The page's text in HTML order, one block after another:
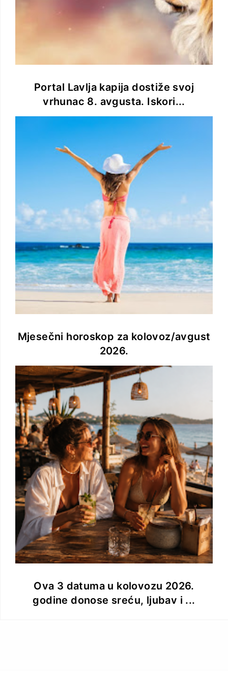
Portal Lavlja kapija dostiže svoj
vrhunac 8. avgusta. Iskori...
Mjesečni horoskop za kolovoz/avgust
2026.
Ova 3 datuma u kolovozu 2026.
godine donose sreću, ljubav i ...